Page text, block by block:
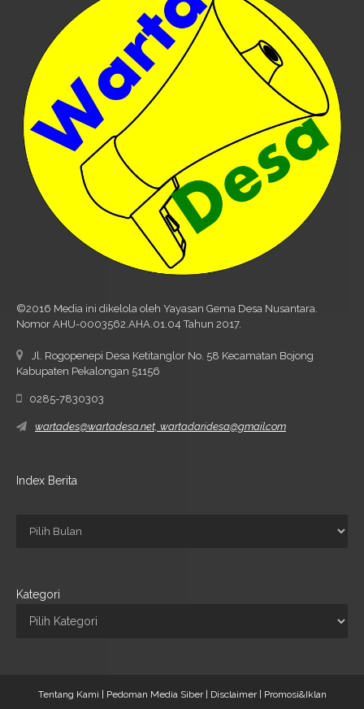
©2016 Media ini dikelola oleh Yayasan Gema Desa Nusantara.
Nomor AHU-0003562.AHA.01.04 Tahun 2017.
Jl. Rogopenepi Desa Ketitanglor No. 58 Kecamatan Bojong
Kabupaten Pekalongan 51156
0285-7830303
wartades@wartadesa.net, wartadaridesa@gmail.com
Index Berita
Kategori
Tentang Kami | Pedoman Media Siber | Disclaimer |
Promosi&Iklan